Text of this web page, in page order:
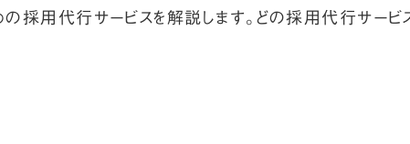
採用代行サービスを解説します。どの採用代行サー